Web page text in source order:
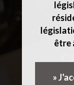
être
»